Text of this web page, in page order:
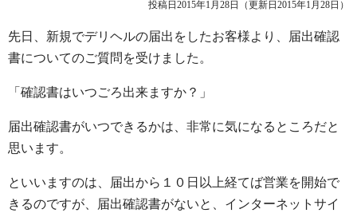
投稿日2015年1月28日 （更新日2015年1月28日）
先日、新規でデリヘルの届出をしたお客様より、届出確認
書についてのご質問を受けました。
「確認書はいつごろ出来ますか？」
届出確認書がいつできるかは、非常に気になるところだと
思います。
といいますのは、届出から１０日以上経てば営業を開始で
きるのですが、届出確認書がないと、インターネットサイ